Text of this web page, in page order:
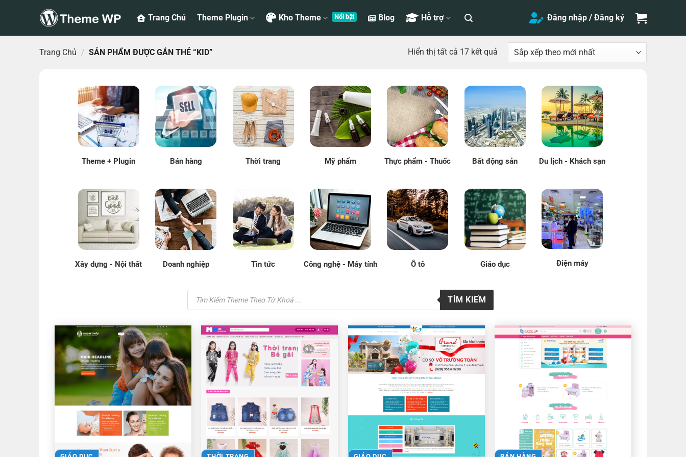
Trang Chủ Theme Plugin Kho Theme Blog Hỗ trợ Đăng nhập / Đăng ký
Trang Chủ / SẢN PHẨM ĐƯỢC GẮN THẺ “KID” Hiển thị tất cả 17 kết quảĐã
sắp
theo
nhất
Theme + Plugin Bán hàng Thời trang Mỹ phẩm Thực phẩm - Thuốc Bất động sản Du lịch - Khách sạn
Xây dựng - Nội thất Doanh nghiệp Tin tức Công nghệ - Máy tính Ô tô Giáo dục Điện máy
Tìm
kiếm
sản
TÌM KIẾM